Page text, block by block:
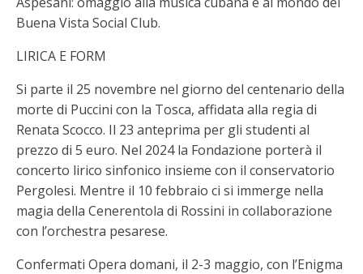
Buena Vista Social Club.
LIRICA E FORM
Si parte il 25 novembre nel giorno del centenario della
morte di Puccini con la Tosca, affidata alla regia di
Renata Scocco. Il 23 anteprima per gli studenti al
prezzo di 5 euro. Nel 2024 la Fondazione porterà il
concerto lirico sinfonico insieme con il conservatorio
Pergolesi. Mentre il 10 febbraio ci si immerge nella
magia della Cenerentola di Rossini in collaborazione
con l’orchestra pesarese.
Confermati Opera domani, il 2-3 maggio, con l’Enigma